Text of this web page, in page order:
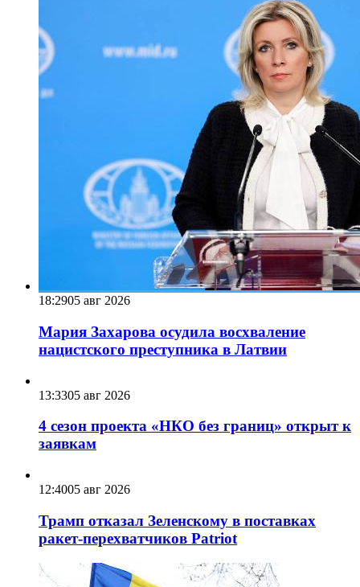
18:2905 авг 2026
Мария Захарова осудила восхваление
нацистского преступника в Латвии
13:3305 авг 2026
4 сезон проекта «НКО без границ» открыт к
заявкам
12:4005 авг 2026
Трамп отказал Зеленскому в поставках
ракет-перехватчиков Patriot